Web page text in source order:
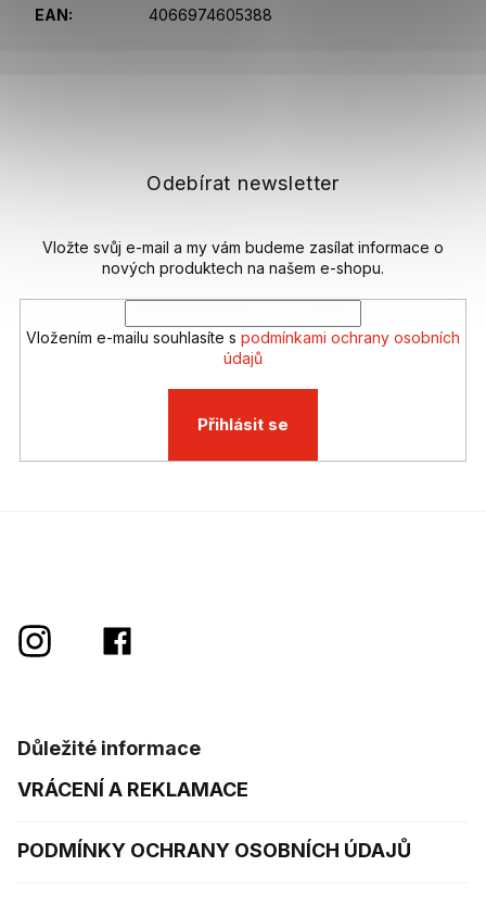
EAN: 4066974605388
Odebírat newsletter
Vložte svůj e-mail a my vám budeme zasílat informace o
nových produktech na našem e-shopu.
Vložením e-mailu souhlasíte s podmínkami ochrany osobních
údajů
Přihlásit se
Důležité informace
VRÁCENÍ A REKLAMACE
PODMÍNKY OCHRANY OSOBNÍCH ÚDAJŮ